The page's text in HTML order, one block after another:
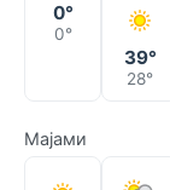
0°
0°
39°
28°
Мајами